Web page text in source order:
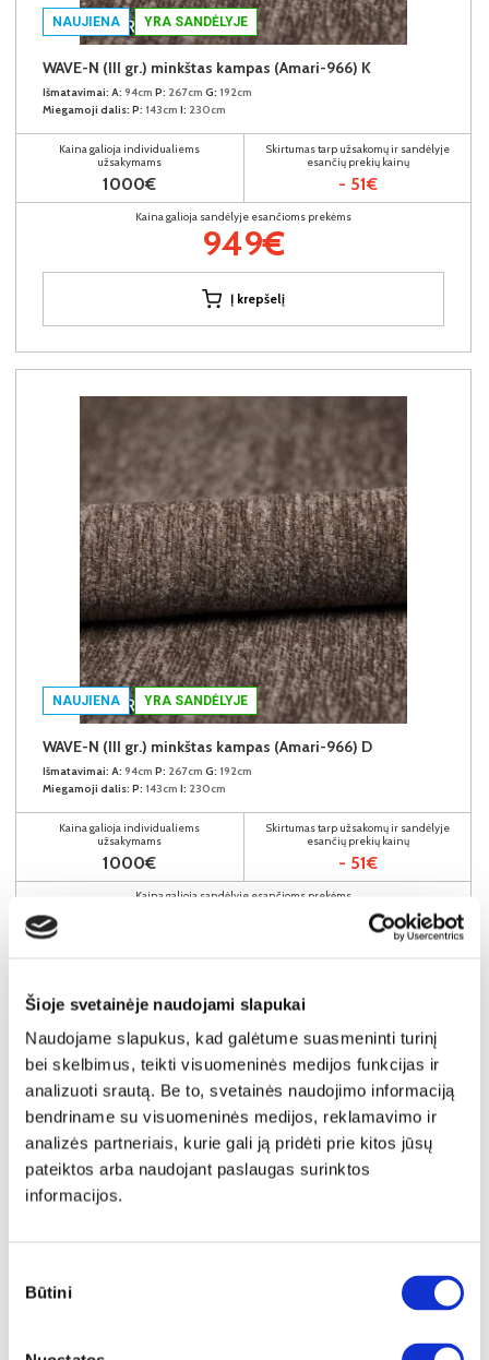
Šioje svetainėje naudojami slapukai
Naudojame slapukus, kad galėtume suasmeninti turinį
bei skelbimus, teikti visuomeninės medijos funkcijas ir
analizuoti srautą. Be to, svetainės naudojimo informaciją
bendriname su visuomeninės medijos, reklamavimo ir
analizės partneriais, kurie gali ją pridėti prie kitos jūsų
pateiktos arba naudojant paslaugas surinktos
informacijos.
pasirinkimas
Būtini
NAUJIENA YRA SANDĖLYJE
WAVE-N (III gr.) minkštas kampas (Amari-966) K
Išmatavimai: A: 94cm P: 267cm G: 192cm
Miegamoji dalis: P: 143cm I: 230cm
Kaina galioja individualiems
užsakymams
1000€
Skirtumas tarp užsakomų ir sandėlyje
esančių prekių kainų
- 51€
Kaina galioja sandėlyje esančioms prekėms
949€
Į krepšelį
NAUJIENA YRA SANDĖLYJE
WAVE-N (III gr.) minkštas kampas (Amari-966) D
Išmatavimai: A: 94cm P: 267cm G: 192cm
Miegamoji dalis: P: 143cm I: 230cm
Kaina galioja individualiems
užsakymams
1000€
Skirtumas tarp užsakomų ir sandėlyje
esančių prekių kainų
- 51€
Kaina galioja sandėlyje esančioms prekėms